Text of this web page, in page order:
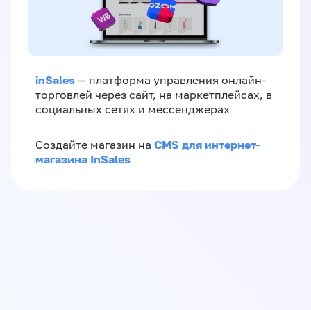
inSales — платформа управления онлайн-
торговлей через сайт, на маркетплейсах, в
социальных сетях и мессенджерах
Создайте магазин на CMS для интернет-
магазина InSales